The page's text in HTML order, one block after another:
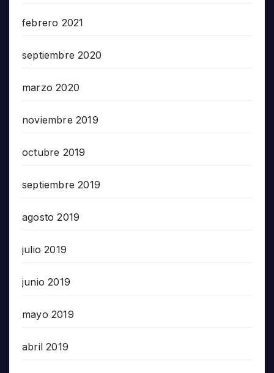
febrero 2021
septiembre 2020
marzo 2020
noviembre 2019
octubre 2019
septiembre 2019
agosto 2019
julio 2019
junio 2019
mayo 2019
abril 2019